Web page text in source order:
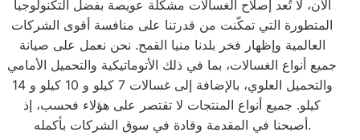
الآن، لا تُعد إصلاح الغسالات مشكلة عويصة بفضل التكنولوجيا
المتطورة التي تمكّنت من قدرتنا على منافسة أقوى الشركات
العالمية وإظهار فخر بلدنا منيا القمح. نحن نعمل على صيانة
جميع أنواع الغسالات، بما في ذلك الأتوماتيكية والتحميل الأمامي
والتحميل العلوي، بالإضافة إلى غسالات 7 كيلو و 10 كيلو و 14
كيلو. جميع أنواع المنتجات لا تقتصر على هؤلاء فحسب، إذ
أصبحنا في المقدمة وقادة في سوق الشركات بأكمله.